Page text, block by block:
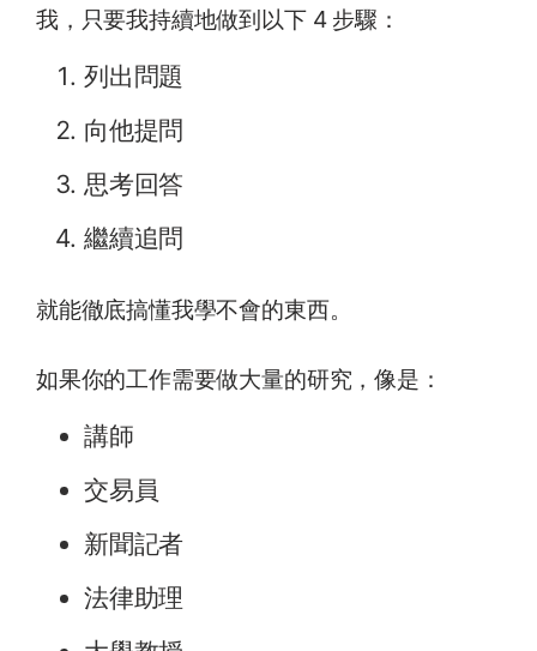
我，只要我持續地做到以下 4 步驟：
列出問題
向他提問
思考回答
繼續追問
就能徹底搞懂我學不會的東西。
如果你的工作需要做大量的研究，像是：
講師
交易員
新聞記者
法律助理